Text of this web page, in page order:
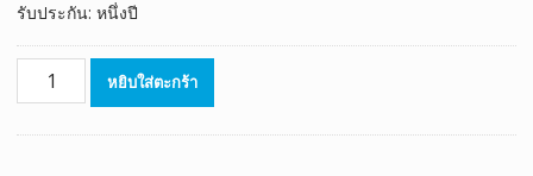
รับประกัน: หนึ่งปี
จำนวน
หยิบใส่ตะกร้า